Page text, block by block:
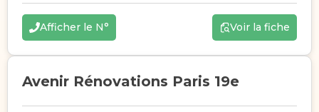
Afficher le N° Voir la fiche
Avenir Rénovations Paris 19e